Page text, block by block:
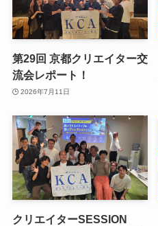
第29回 京都クリエイター交
流会レポート！
2026年7月11日
クリエイターSESSION